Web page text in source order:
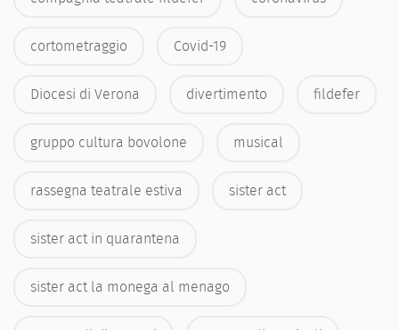
cortometraggio Covid-19
Diocesi di Verona divertimento fildefer
gruppo cultura bovolone musical
rassegna teatrale estiva sister act
sister act in quarantena
sister act la monega al menago